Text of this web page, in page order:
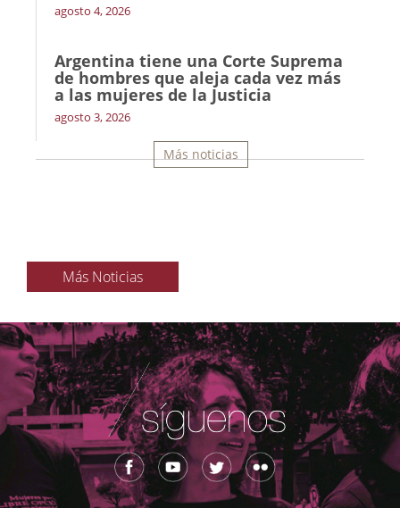
agosto 4, 2026
Argentina tiene una Corte Suprema
de hombres que aleja cada vez más
a las mujeres de la Justicia
agosto 3, 2026
Más noticias
Más Noticias